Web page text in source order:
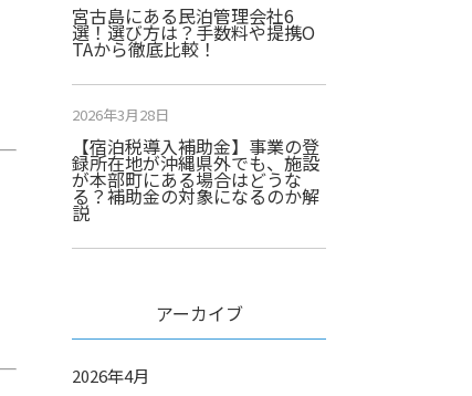
宮古島にある民泊管理会社6
選！選び方は？手数料や提携O
TAから徹底比較！
【宿泊税導入補助金】事業の登
録所在地が沖縄県外でも、施設
が本部町にある場合はどうな
る？補助金の対象になるのか解
説
2026年3月28日
アーカイブ
2026年4月